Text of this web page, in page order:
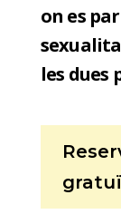
on es
les dues